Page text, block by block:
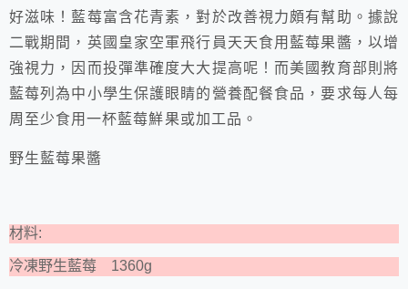
好滋味！藍莓富含花青素，對於改善視力頗有幫助。據說
二戰期間，英國皇家空軍飛行員天天食用藍莓果醬，以增
強視力，因而投彈準確度大大提高呢！而美國教育部則將
藍莓列為中小學生保護眼睛的營養配餐食品，要求每人每
周至少食用一杯藍莓鮮果或加工品。
野生藍莓果醬
材料:
冷凍野生藍莓 1360g